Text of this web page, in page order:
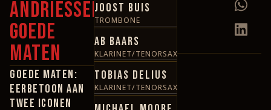
Andriessen:
Goede
Maten
Goede Maten:
eerbetoon aan
twee iconen
Joost Buis
TROMBONE
Ab Baars
KLARINET/TENORSAX
Tobias Delius
KLARINET/TENORSAX